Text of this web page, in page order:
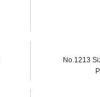
No.1213